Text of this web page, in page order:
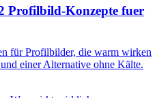
Profilbild-Konzepte fuer
für Profilbilder, die warm wirken
einer Alternative ohne Kälte.